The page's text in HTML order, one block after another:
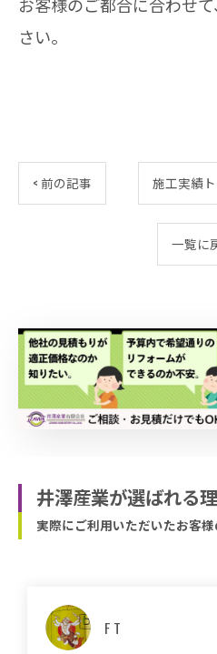
さい。
< 前の記事 施工実績
一覧に
井澤産業が選ばれる
実際にご利用いただいたお客様